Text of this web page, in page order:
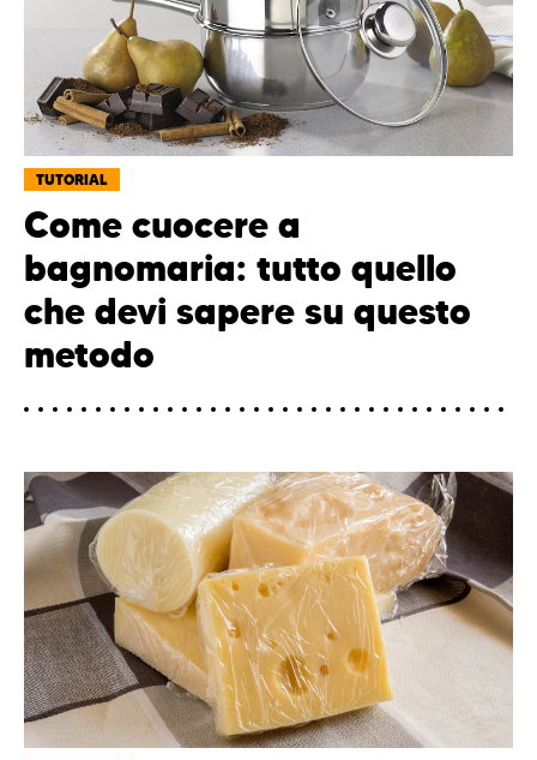
TUTORIAL
Come cuocere a
bagnomaria: tutto quello
che devi sapere su questo
metodo